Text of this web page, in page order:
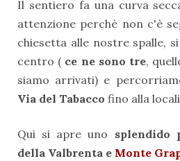
Il sentiero fa una curva
attenzione perchè non c'è
chiesetta alle nostre spalle,
centro ( ce ne sono tre,
siamo arrivati) e
Via del Tabacco fino alla
Qui si apre uno splendido
della Valbrenta e Monte